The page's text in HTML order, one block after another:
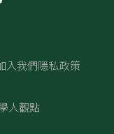
入我們隱私政策
人觀點